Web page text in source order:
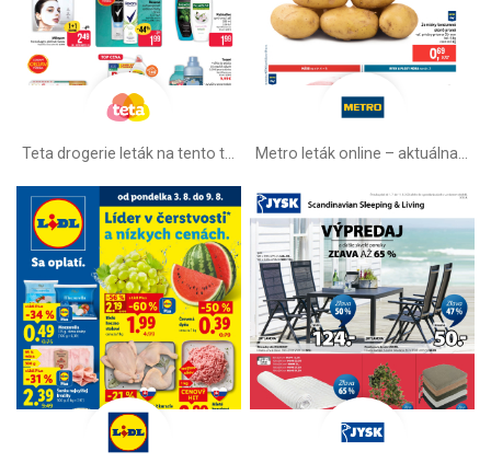
Teta drogerie leták na tento týždeň Metro leták online –⁠ aktuálna ponuka